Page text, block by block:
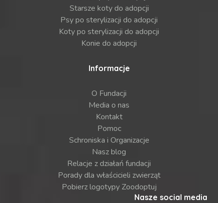
Starsze koty do adopcji
Psy po sterylizacji do adopcji
Koty po sterylizacji do adopcji
Konie do adopcji
Informacje
O Fundacji
Media o nas
Kontakt
Pomoc
Schroniska i Organizacje
Nasz blog
Relacje z działań fundacji
Porady dla właścicieli zwierząt
Pobierz logotypy Zoodoptuj
Nasze social media